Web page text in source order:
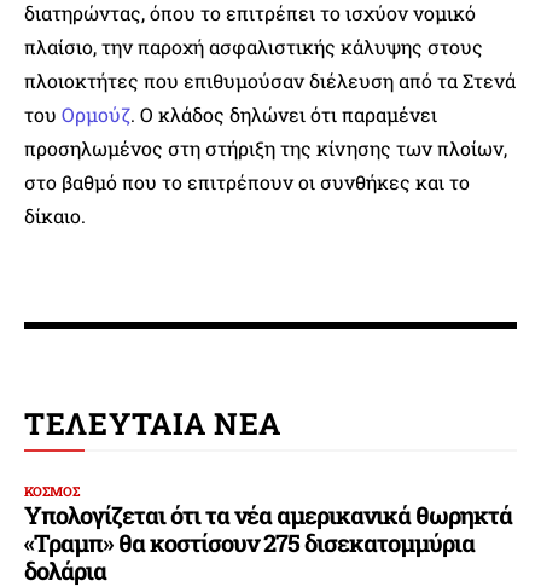
διατηρώντας, όπου το επιτρέπει το ισχύον νομικό
πλαίσιο, την παροχή ασφαλιστικής κάλυψης στους
πλοιοκτήτες που επιθυμούσαν διέλευση από τα Στενά
του Ορμούζ. Ο κλάδος δηλώνει ότι παραμένει
προσηλωμένος στη στήριξη της κίνησης των πλοίων,
στο βαθμό που το επιτρέπουν οι συνθήκες και το
δίκαιο.
ΤΕΛΕΥΤΑΙΑ ΝΕΑ
ΚΟΣΜΟΣ
Υπολογίζεται ότι τα νέα αμερικανικά θωρηκτά
«Τραμπ» θα κοστίσουν 275 δισεκατομμύρια
δολάρια